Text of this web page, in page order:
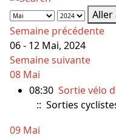
Aller
Semaine précédente
06 - 12 Mai, 2024
Semaine suivante
08 Mai
08:30Sortie vélo
:: Sorties
09 Mai